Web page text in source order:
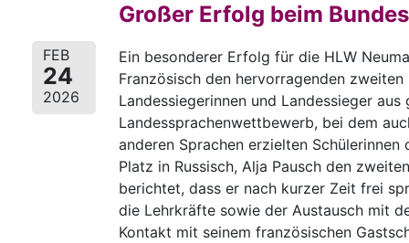
FEB
24
2026
Großer Erfolg beim
Ein besonderer Erfolg für die HLW
Französisch den hervorragenden
Landessiegerinnen und Landessieger
Landessprachenwettbewerb, bei dem
anderen Sprachen erzielten
Platz in Russisch, Alja Pausch den
berichtet, dass er nach kurzer Zeit frei
die Lehrkräfte sowie der Austausch mit
Kontakt mit seinem französischen